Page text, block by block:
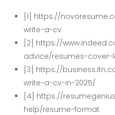
[1] https://
write-a-cv
[2] https://
advice/resumes-
[3] https://
write-a-cv-in-2025/
[4] https://
help/resume-format